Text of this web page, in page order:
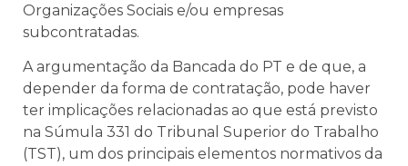
Organizações Sociais e/ou empresas
subcontratadas.
A argumentação da Bancada do PT e de que, a
depender da forma de contratação, pode haver
ter implicações relacionadas ao que está previsto
na Súmula 331 do Tribunal Superior do Trabalho
(TST), um dos principais elementos normativos da